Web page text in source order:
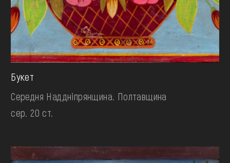
Букет
Середня Наддніпрянщина. Полтавщина
сер. 20 ст.